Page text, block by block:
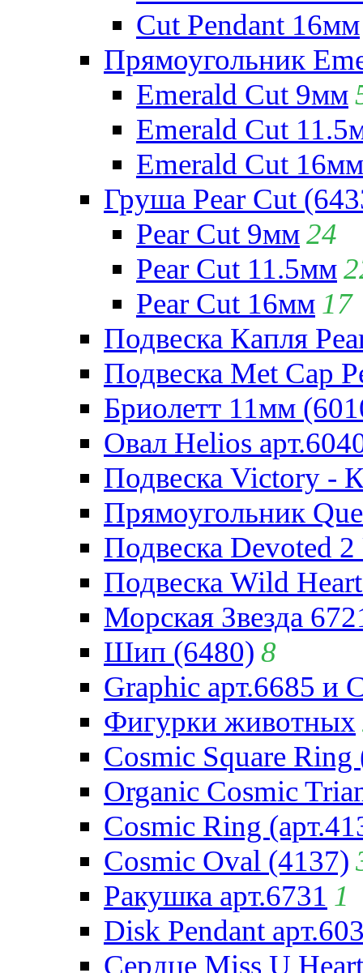
Cut Pendant 16мм
Прямоугольник
Emerald Cut 9мм
Emerald Cut
Emerald Cut 16мм
Груша Pear Cut
Pear Cut 9мм24
Pear Cut 11.5мм
Pear Cut 16мм 17
Подвеска Капля
Подвеска Met Cap
Бриолетт 11мм
Овал Helios
Подвеска Victory -
Прямоугольник
Подвеска Devoted
Подвеска Wild
Морская Звезда
Шип (6480) 8
Graphic арт.6685 и
Фигурки животных
Cosmic Square Ring
Organic Cosmic
Cosmic Ring
Cosmic Oval (4137)
Ракушка арт.6731 1
Disk Pendant
Сердце Miss U